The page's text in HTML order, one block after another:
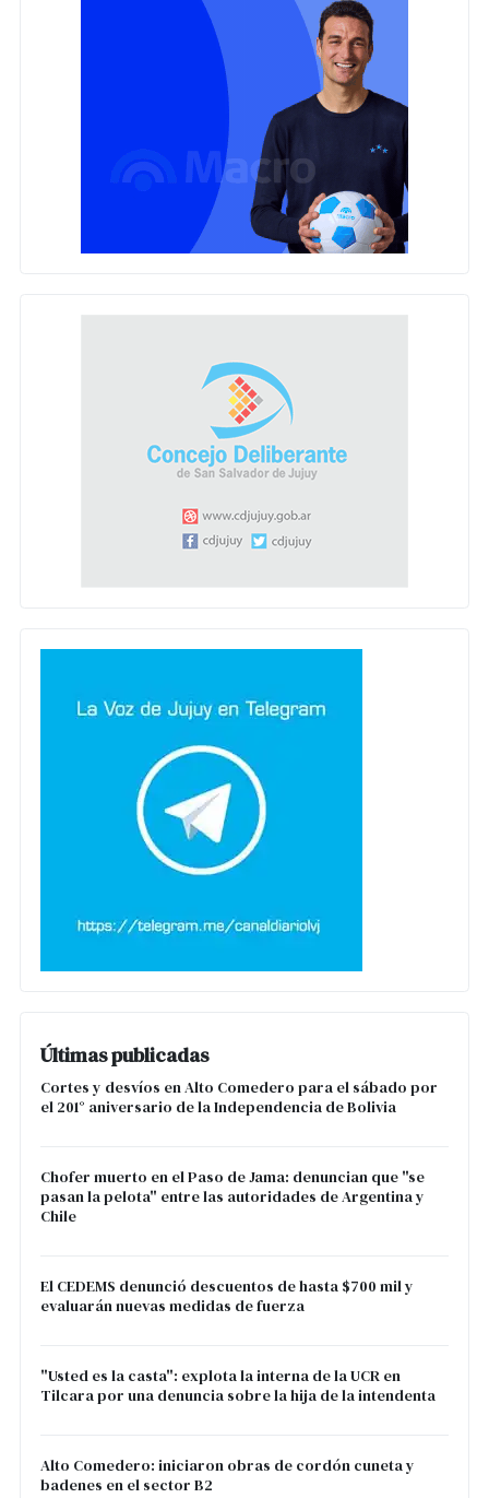
Últimas publicadas
Cortes y desvíos en Alto Comedero para el sábado por
el 201° aniversario de la Independencia de Bolivia
Chofer muerto en el Paso de Jama: denuncian que "se
pasan la pelota" entre las autoridades de Argentina y
Chile
El CEDEMS denunció descuentos de hasta $700 mil y
evaluarán nuevas medidas de fuerza
"Usted es la casta": explota la interna de la UCR en
Tilcara por una denuncia sobre la hija de la intendenta
Alto Comedero: iniciaron obras de cordón cuneta y
badenes en el sector B2